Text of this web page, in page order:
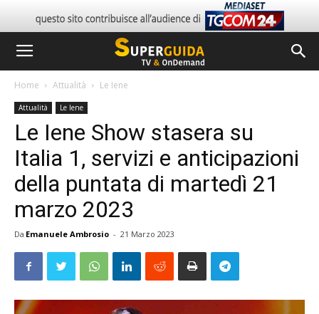
Home Attualità Le Iene
Attualità Le Iene
Le Iene Show stasera su
Italia 1, servizi e anticipazioni
della puntata di martedì 21
marzo 2023
Da Emanuele Ambrosio - 21 Marzo 2023